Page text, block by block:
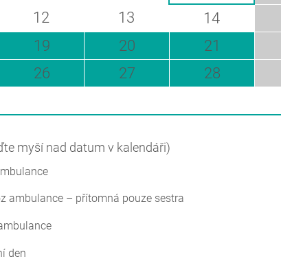
12 13 14
19 20 21
26 27 28
myší nad datum v kalendáři)
ambulance – přítomná pouze sestra
den